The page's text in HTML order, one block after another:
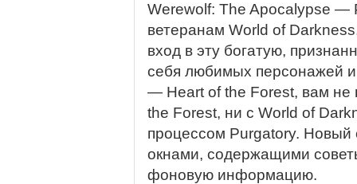
Werewolf: The Apocalypse —
ветеранам World of
вход в эту богатую,
себя любимых персонажей
— Heart of the Forest, вам не
the Forest, ни с World of
процессом Purgatory.
окнами, содержащими
фоновую информацию.